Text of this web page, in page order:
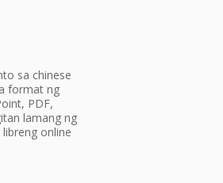
sa chinese
format ng
PDF,
lamang ng
online